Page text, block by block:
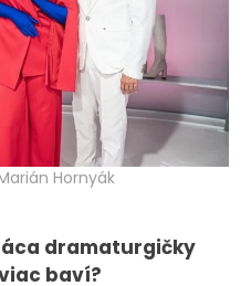
Hornyák
dramaturgičky
baví?